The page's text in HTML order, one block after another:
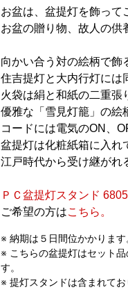
お盆は、盆提灯を飾って
お盆の贈り物、故人の供
向かい合う対の絵柄で飾
住吉提灯と大内行灯には
火袋は絹と和紙の二重張
優雅な「雪見灯籠」の絵
コードには電気のON、
盆提灯は化粧紙箱に入れ
江戸時代から受け継がれ
ＰＣ盆提灯スタンド 6805
ご希望の方はこちら。
※ 納期は５日間位かかります
※ こちらの盆提灯はセット
す。
※ 提灯スタンドは含まれてお